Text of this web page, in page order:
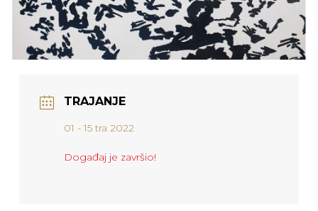
TRAJANJE
01 - 15 tra 2022
Događaj je završio!